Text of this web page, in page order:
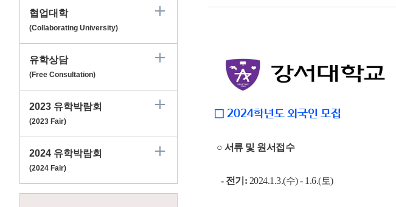
협업대학
(Collaborating University)
유학상담
(Free Consultation)
2023 유학박람회
(2023 Fair)
2024 유학박람회
(2024 Fair)
□ 2024학년도 외국인 모집
○ 서류 및 원서접수
- 전기: 2024.1.3.(수) - 1.6.(토)